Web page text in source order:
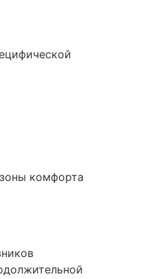
комфорта